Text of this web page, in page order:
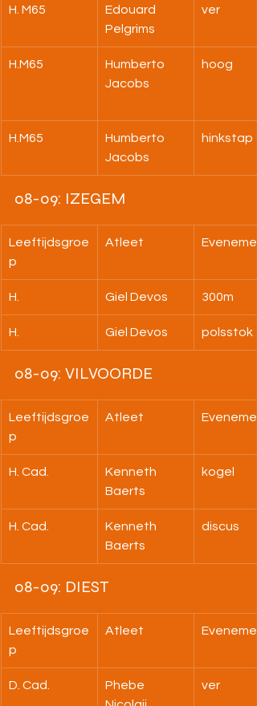
H. M65
Edouard
Pelgrims
ver
H.M65
Humberto
Jacobs
hoog
H.M65
Humberto
Jacobs
hinkstap
08-09: IZEGEM
Leeftijdsgroe
p
Atleet
H. Giel Devos 300m
H. Giel Devos polsstok
08-09: VILVOORDE
Leeftijdsgroe
p
Atleet
H. Cad.
Kenneth
Baerts
kogel
H. Cad.
Kenneth
Baerts
discus
08-09: DIEST
Leeftijdsgroe
p
Atleet
D. Cad.
Phebe
ver